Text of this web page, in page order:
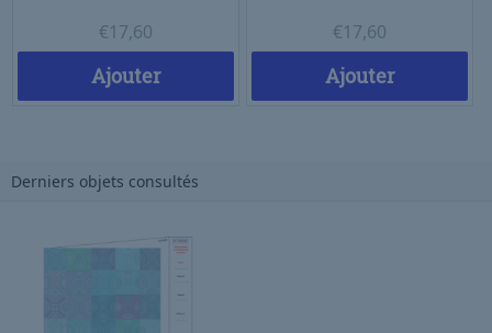
€17,60
Ajouter
€17,60
Ajouter
Derniers objets consultés